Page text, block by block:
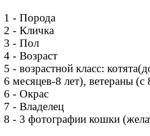
1 - Порода
2 - Кличка
3 - Пол
4 - Возраст
5 - возрастной класс:
6 месяцев-8 лет), ветераны (с
6 - Окрас
7 - Владелец
8 - 3 фотографии кошки